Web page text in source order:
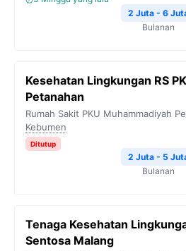
2 Juta - 6
Bulanan
Kesehatan Lingkungan RS
Petanahan
Rumah Sakit PKU Muhammadiyah
Kebumen
Ditutup
2 Juta - 5
Bulanan
Tenaga Kesehatan
Sentosa Malang